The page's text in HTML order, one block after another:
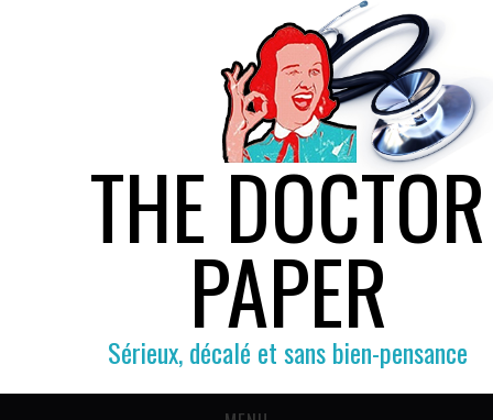
THE DOCTOR
PAPER
Sérieux, décalé et sans bien-pensance